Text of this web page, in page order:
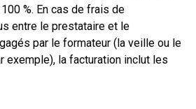
%. En cas de frais de
entre le prestataire et le
par le formateur (la veille ou le
exemple), la facturation inclut les